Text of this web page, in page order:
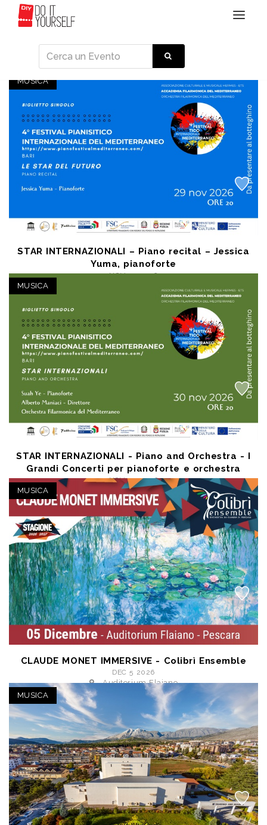
Toggle
Eventi
MUSICA
STAR INTERNAZIONALI – Piano recital – Jessica
Yuma, pianoforte
NOV 29 2026
a partire da € 10,00
MUSICA
STAR INTERNAZIONALI - Piano and Orchestra - I
Grandi Concerti per pianoforte e orchestra
NOV 30 2026
Bari (BA) - Teatro Kursaal Santalucia
a partire da € 10,00
MUSICA
CLAUDE MONET IMMERSIVE - Colibrì Ensemble
DEC 5 2026
- Auditorium Flaiano
a partire da € 16,00
MUSICA